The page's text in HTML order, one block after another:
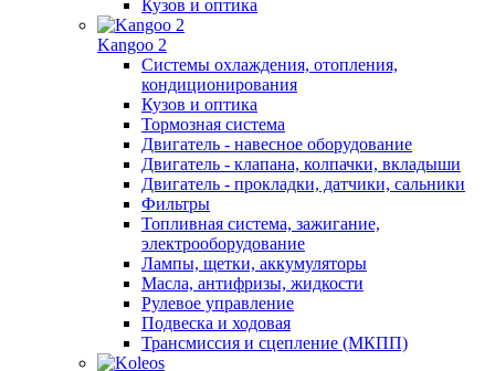
Кузов и оптика
Kangoo 2
Системы охлаждения, отопления,
кондиционирования
Кузов и оптика
Тормозная система
Двигатель - навесное оборудование
Двигатель - клапана, колпачки, вкладыши
Двигатель - прокладки, датчики, сальники
Фильтры
Топливная система, зажигание,
электрооборудование
Лампы, щетки, аккумуляторы
Масла, антифризы, жидкости
Рулевое управление
Подвеска и ходовая
Трансмиссия и сцепление (МКПП)